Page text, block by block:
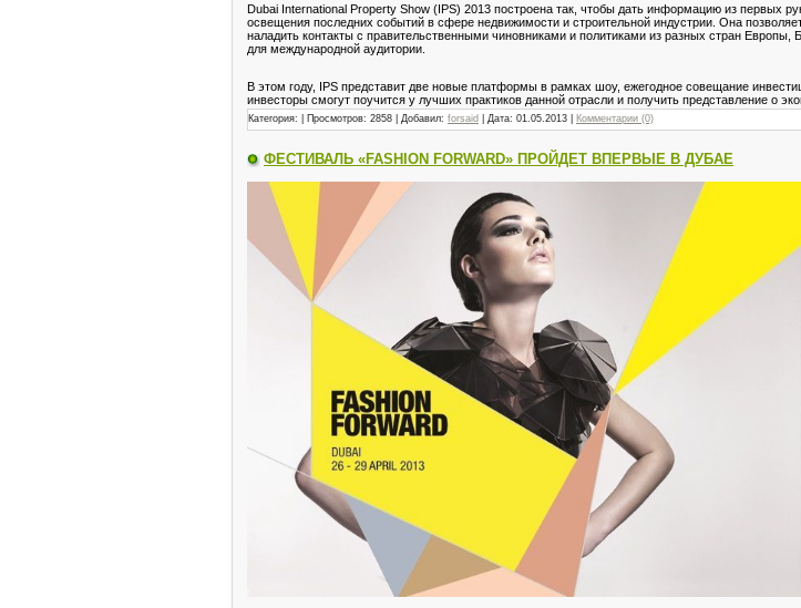
Dubai International Property Show (IPS) 2013 построена так, чтобы дать информацию из первых
освещения последних событий в сфере недвижимости и строительной индустрии. Она
наладить контакты с правительственными чиновниками и политиками из разных стран Европы,
для международной аудитории.
В этом году, IPS представит две новые платформы в рамках шоу, ежегодное совещание
инвесторы смогут поучится у лучших практиков данной отрасли и получить представление о
Категория: | Просмотров: 2858 | Добавил: forsaid | Дата: 01.05.2013 Комментарии (0)
ФЕСТИВАЛЬ «FASHION FORWARD» ПРОЙДЕТ ВПЕРВЫЕ В ДУБАЕ